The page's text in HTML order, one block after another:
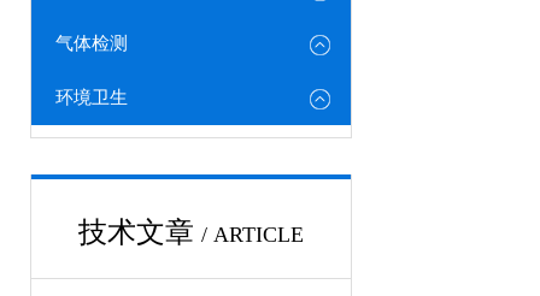
气体检测
环境卫生
技术文章 / ARTICLE